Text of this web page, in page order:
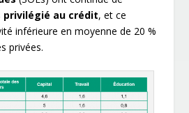
privilégié au crédit, et ce
inférieure en moyenne de 20 %
privées.